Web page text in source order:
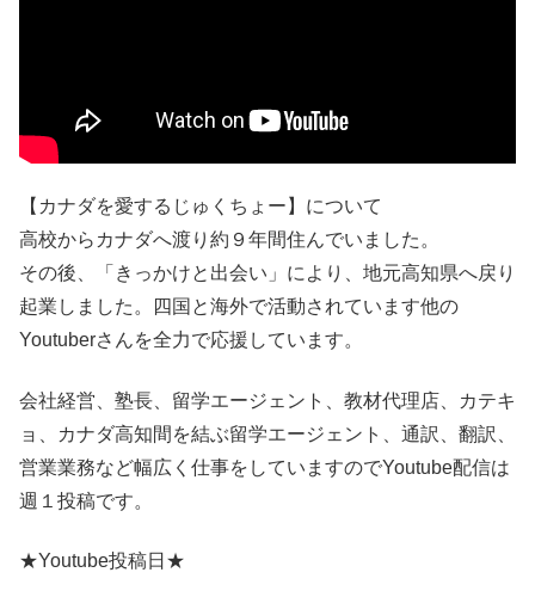
【カナダを愛するじゅくちょー】について
高校からカナダへ渡り約９年間住んでいました。
その後、「きっかけと出会い」により、地元高知県へ戻り
起業しました。四国と海外で活動されています他の
Youtuberさんを全力で応援しています。
会社経営、塾長、留学エージェント、教材代理店、カテキ
ョ、カナダ高知間を結ぶ留学エージェント、通訳、翻訳、
営業業務など幅広く仕事をしていますのでYoutube配信は
週１投稿です。
★Youtube投稿日★